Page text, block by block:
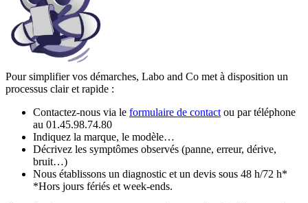
Pour simplifier vos démarches, Labo and Co met à disposition un
processus clair et rapide :
Contactez-nous via le formulaire de contact ou par téléphone
au 01.45.98.74.80
Indiquez la marque, le modèle…
Décrivez les symptômes observés (panne, erreur, dérive,
bruit…)
Nous établissons un diagnostic et un devis sous 48 h/72 h*
*Hors jours fériés et week-ends.